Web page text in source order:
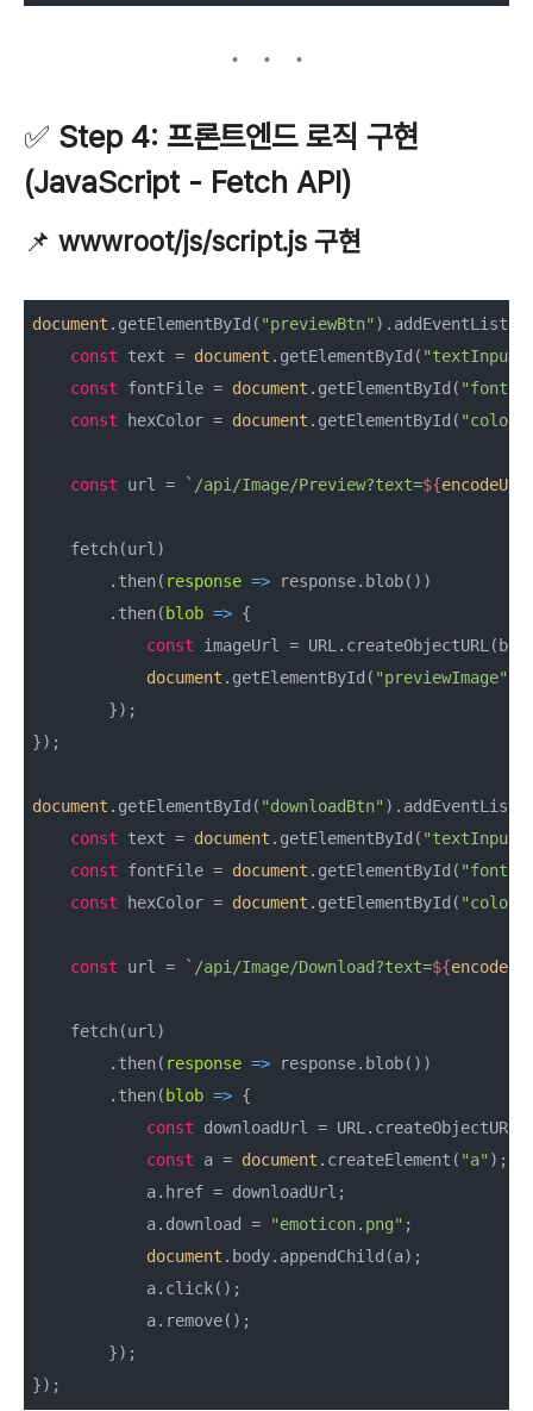
✅ Step 4: 프론트엔드 로직 구현
(JavaScript - Fetch API)
📌 wwwroot/js/script.js 구현
document .getElementById( "previewBtn"
const text = document .getElementById( "textInput"
const fontFile = document .getElementById(
const hexColor = document .getElementById(
const url = `/api/Image/Preview?text=${
    fetch(url)
        .then(
response => response.blob())
        .then(
blob => {
const imageUrl =
document .getElementById( "previewImage"
        });
});
document .getElementById( "downloadBtn"
const text = document .getElementById( "textInput"
const fontFile = document .getElementById(
const hexColor = document .getElementById(
const url = `/api/Image/Download?text=${
    fetch(url)
        .then(
response => response.blob())
        .then(
blob => {
const downloadUrl =
const a = document .createElement( "a" );
            a.href = downloadUrl;
            a.download =
"emoticon.png" ;
document .body.appendChild(a);
            a.click();
            a.remove();
        });
});